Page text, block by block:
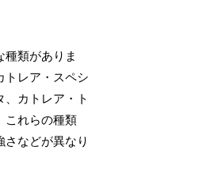
種類がありま
トレア・スペシ
、カトレア・ト
これらの種類
さなどが異なり